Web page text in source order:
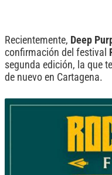
Recientemente, Deep
confirmación del festival
segunda edición, la que
de nuevo en Cartagena.